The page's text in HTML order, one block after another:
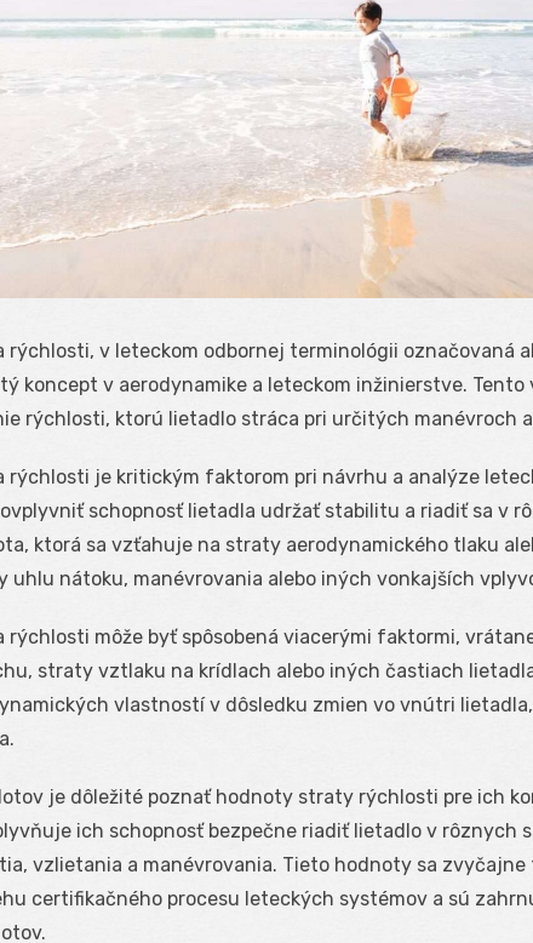
rýchlosti, v leteckom odbornej terminológii označovaná
koncept v aerodynamike a leteckom inžinierstve. Tento
rýchlosti, ktorú lietadlo stráca pri určitých manévroch
rýchlosti je kritickým faktorom pri návrhu a analýze
schopnosť lietadla udržať stabilitu a riadiť sa v
ktorá sa vzťahuje na straty aerodynamického tlaku
uhlu nátoku, manévrovania alebo iných vonkajších
rýchlosti môže byť spôsobená viacerými faktormi,
straty vztlaku na krídlach alebo iných častiach
vlastností v dôsledku zmien vo vnútri
je dôležité poznať hodnoty straty rýchlosti pre ich
ich schopnosť bezpečne riadiť lietadlo v rôznych
vzlietania a manévrovania. Tieto hodnoty sa
certifikačného procesu leteckých systémov a sú